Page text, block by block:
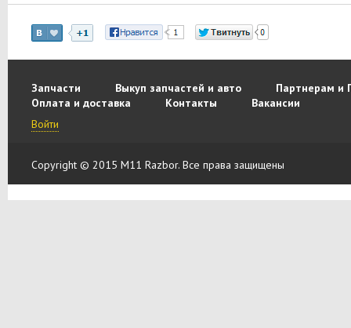
Запчасти Выкуп запчастей и авто
Партнерам и
Оплата и доставка
Контакты
Вакансии
Войти
Copyright © 2015 M11 Razbor. Все права защищены